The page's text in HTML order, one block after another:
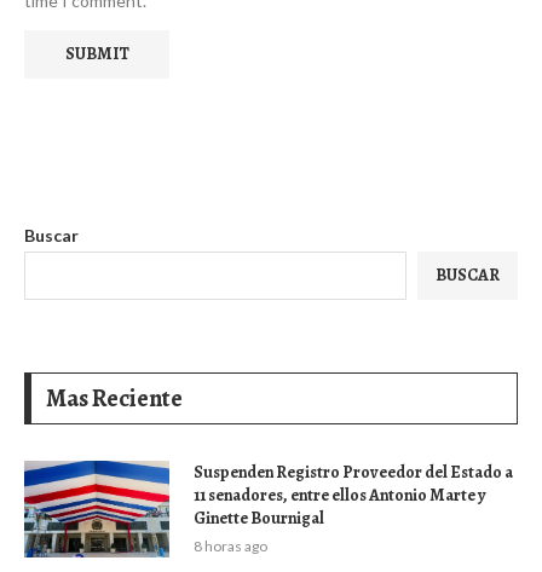
Buscar
BUSCAR
Mas Reciente
Suspenden Registro Proveedor del Estado a
11 senadores, entre ellos Antonio Marte y
Ginette Bournigal
8 horas ago